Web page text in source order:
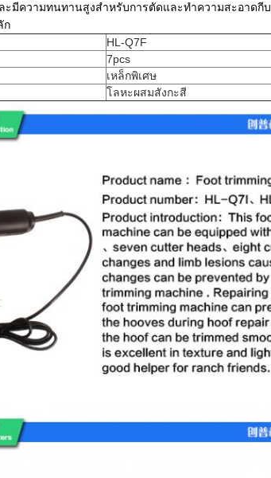
มีความทนทานสูงสำหรับการตัดและทำความสะอาดกีบ
ก
HL-Q7F
7pcs
เหล็กพิเศษ
โลหะผสมสังกะสี